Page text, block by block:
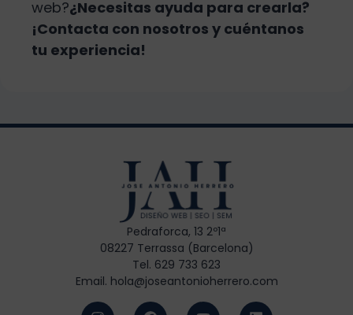
web?¿Necesitas ayuda para crearla?
¡Contacta con nosotros y cuéntanos
tu experiencia!
Pedraforca, 13 2º1ª
08227 Terrassa (Barcelona)
Tel. 629 733 623
Email. hola@joseantonioherrero.com